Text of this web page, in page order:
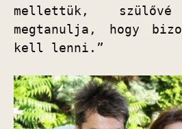
mellettük,
megtanulja, hogy
kell lenni.”